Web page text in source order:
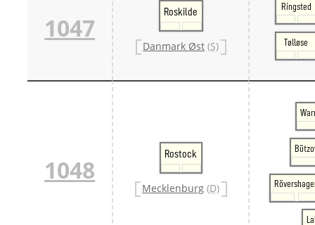
1047
Roskilde
Danmark Øst (S)
Ringsted
Tølløse
1048
Rostock
Mecklenburg (D)